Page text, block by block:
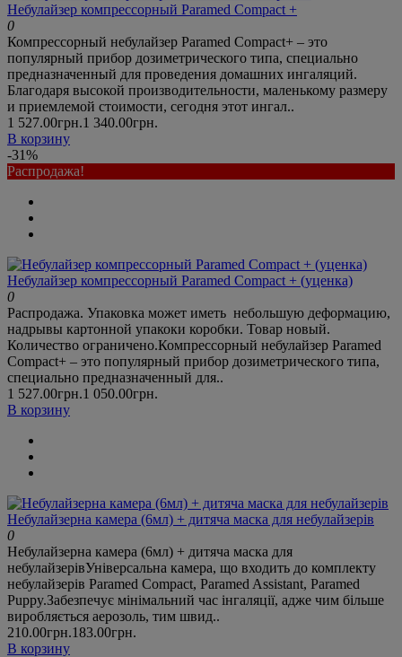
Небулайзер компрессорный Paramed Compact +
0
Компрессорный небулайзер Paramed Compact+ – это
популярный прибор дозиметрического типа, специально
предназначенный для проведения домашних ингаляций.
Благодаря высокой производительности, маленькому размеру
и приемлемой стоимости, сегодня этот ингал..
1 527.00грн.1 340.00грн.
В корзину
-31%
Распродажа!
Небулайзер компрессорный Paramed Compact + (уценка)
0
Распродажа. Упаковка может иметь небольшую деформацию,
надрывы картонной упакоки коробки. Товар новый.
Количество ограничено.Компрессорный небулайзер Paramed
Compact+ – это популярный прибор дозиметрического типа,
специально предназначенный для..
1 527.00грн.1 050.00грн.
В корзину
Небулайзерна камера (6мл) + дитяча маска для небулайзерів
0
Небулайзерна камера (6мл) + дитяча маска для
небулайзерівУніверсальна камера, що входить до комплекту
небулайзерів Paramed Compact, Paramed Assistant, Paramed
Puppy.Забезпечує мінімальний час інгаляції, адже чим більше
виробляється аерозоль, тим швид..
210.00грн.183.00грн.
В корзину